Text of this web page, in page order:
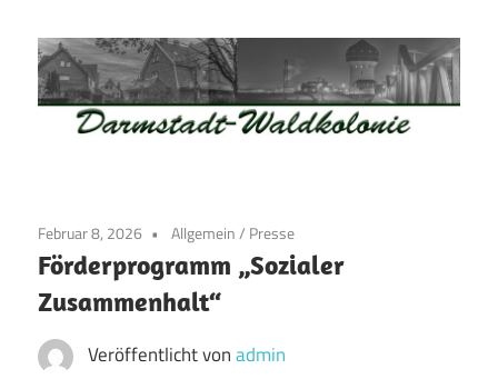
Inhalt
springen
Darmstadt
Altstadt
der
Weststadt
–
Darmstadt
Februar 8, 2026 Allgemein/ Presse
Förderprogramm „Sozialer
Zusammenhalt“
Veröffentlicht vonadmin